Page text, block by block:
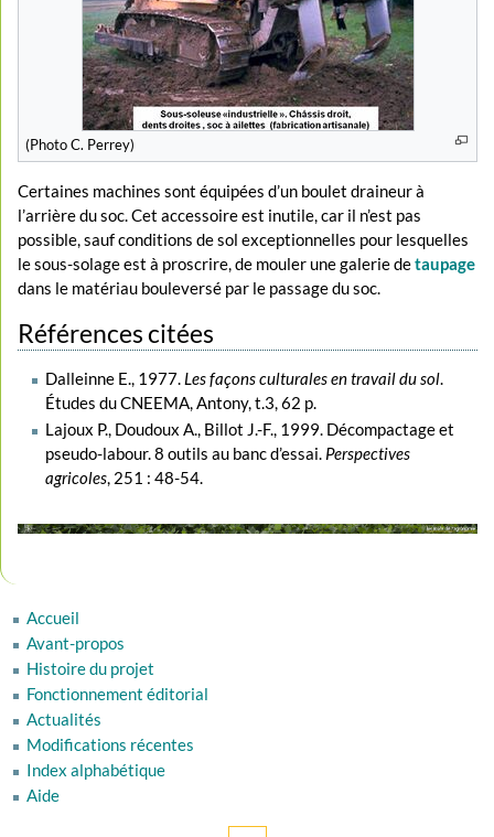
(Photo C. Perrey)
Certaines machines sont équipées d’un boulet draineur à
l’arrière du soc. Cet accessoire est inutile, car il n’est pas
possible, sauf conditions de sol exceptionnelles pour lesquelles
le sous-solage est à proscrire, de mouler une galerie detaupage
dans le matériau bouleversé par le passage du soc.
Références citées
Dalleinne E., 1977. Les façons culturales en travail du sol.
Études du CNEEMA, Antony, t.3, 62 p.
Lajoux P., Doudoux A., Billot J.-F., 1999. Décompactage et
pseudo-labour. 8 outils au banc d’essai. Perspectives
agricoles, 251 : 48-54.
Accueil
Avant-propos
Histoire du projet
Fonctionnement éditorial
Actualités
Modifications récentes
Index alphabétique
Aide